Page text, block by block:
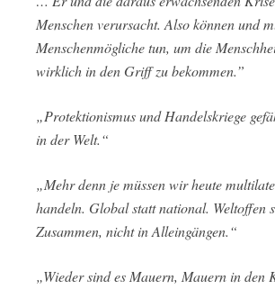
Menschen verursacht. Also können und
Menschenmögliche tun, um die
wirklich in den Griff zu bekommen.”
„Protektionismus und Handelskriege
in der Welt.“
„Mehr denn je müssen wir heute
handeln. Global statt national. Weltoffen
Zusammen, nicht in Alleingängen.“
„Wieder sind es Mauern, Mauern in den